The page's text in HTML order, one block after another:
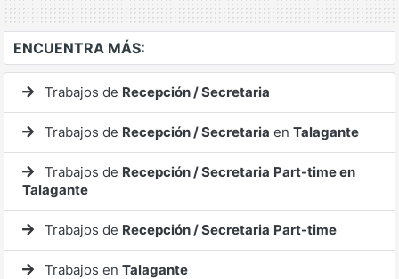
ENCUENTRA MÁS:
Trabajos de Recepción / Secretaria
Trabajos de Recepción / Secretaria en Talagante
Trabajos de Recepción / Secretaria Part-time en
Talagante
Trabajos de Recepción / Secretaria Part-time
Trabajos en Talagante